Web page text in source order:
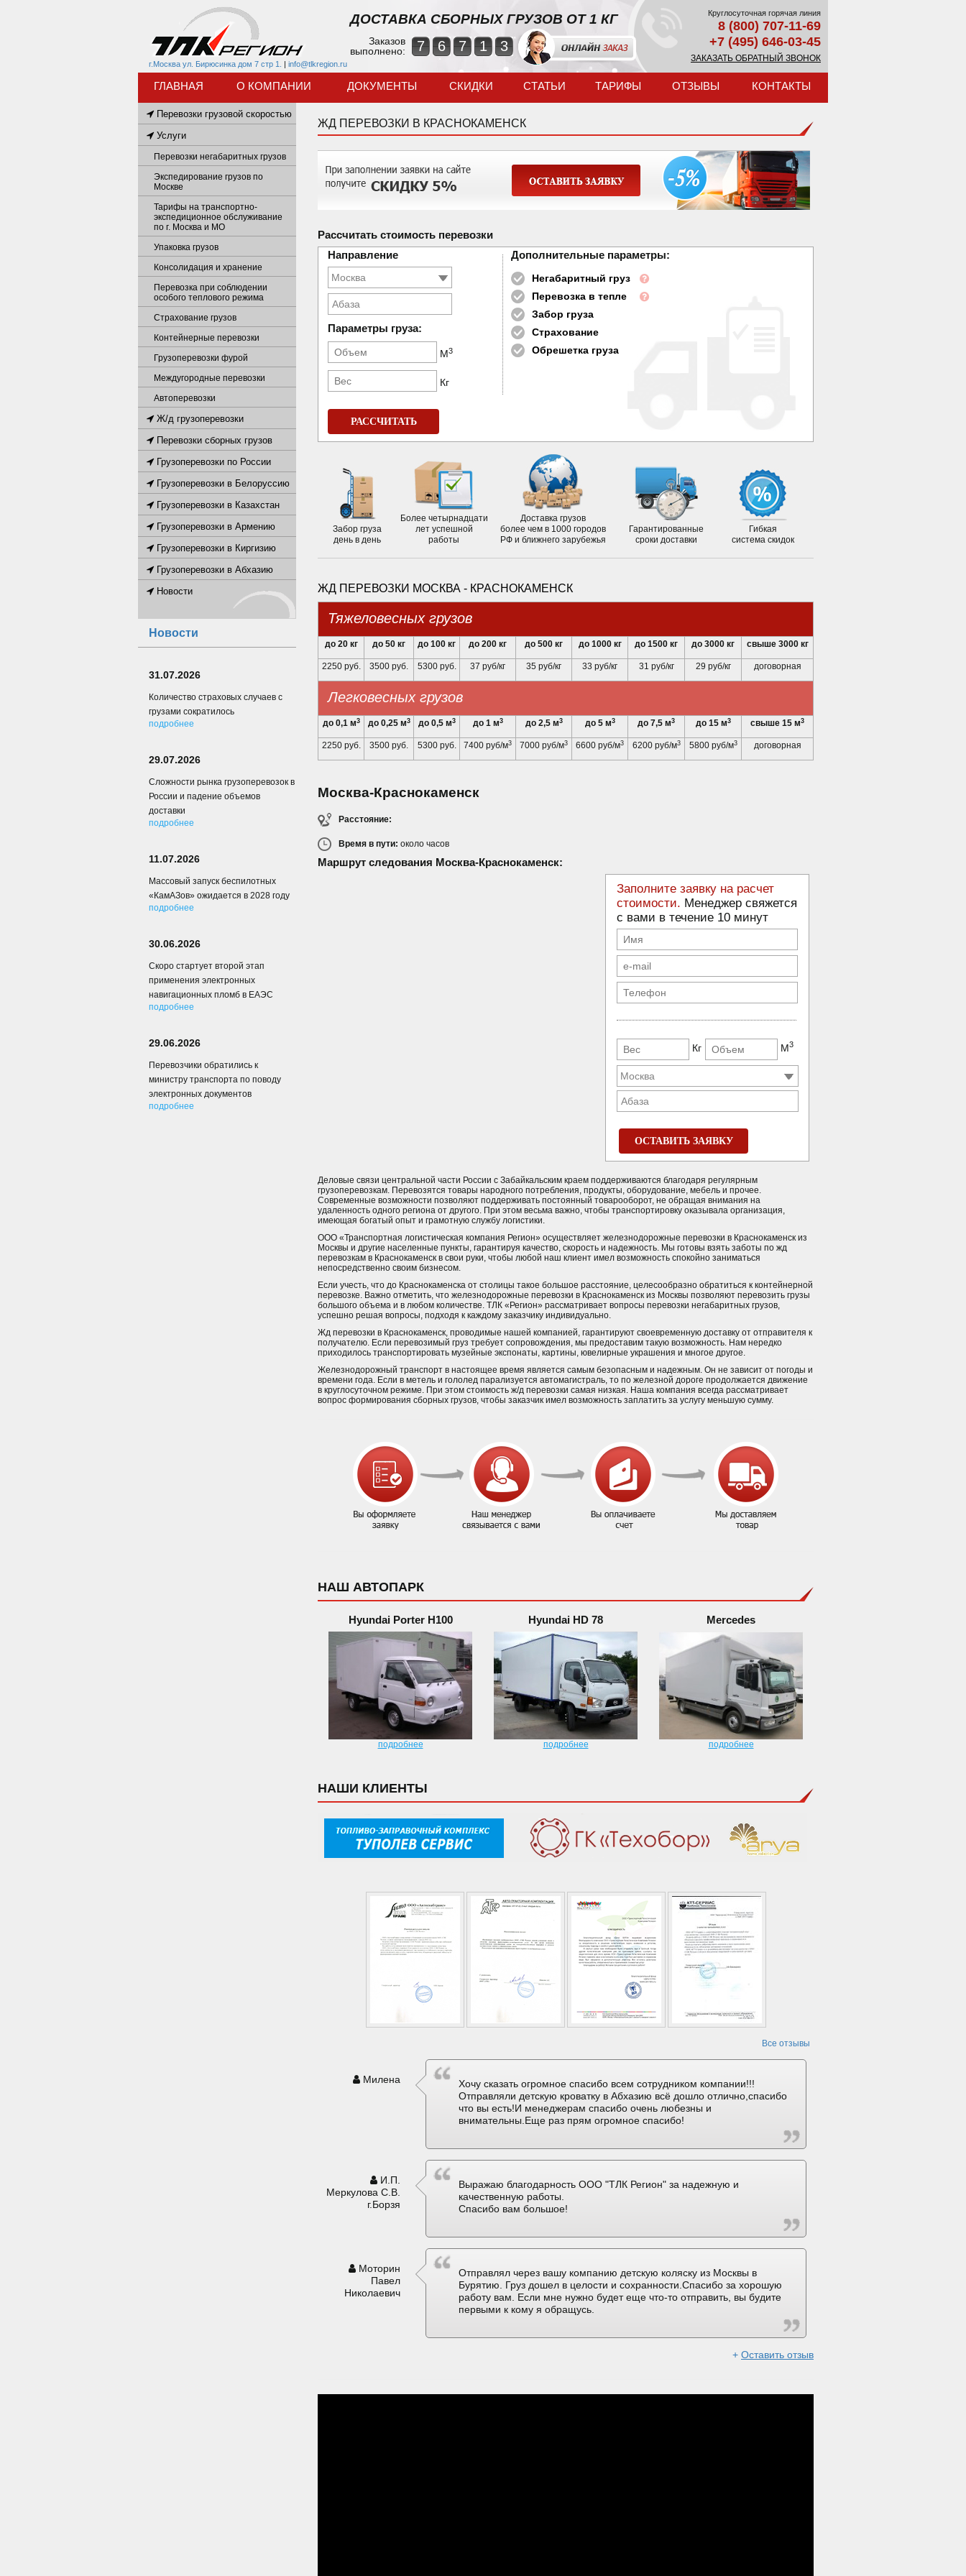
г.Москва ул. Бирюсинка дом 7 стр 1. | info@tlkregion.ru
ДОСТАВКА СБОРНЫХ ГРУЗОВ ОТ 1 КГ
Заказов
выполнено:
7 6 7 1 3
Круглосуточная горячая линия
8 (800) 707-11-69
+7 (495) 646-03-45
ЗАКАЗАТЬ ОБРАТНЫЙ ЗВОНОК
ГЛАВНАЯ О КОМПАНИИ ДОКУМЕНТЫ СКИДКИ СТАТЬИ ТАРИФЫ ОТЗЫВЫ КОНТАКТЫ
ЖД ПЕРЕВОЗКИ В КРАСНОКАМЕНСК
Рассчитать стоимость перевозки
Направление
Абаза
Параметры груза:
М3
Кг
Дополнительные параметры:
Негабаритный груз
Перевозка в тепле
Забор груза
Страхование
Обрешетка груза
РАССЧИТАТЬ
Забор груза
день в день
Более четырнадцати
лет успешной
работы
Доставка грузов
более чем в 1000 городов
РФ и ближнего зарубежья
Гарантированные
сроки доставки
Гибкая
система скидок
ЖД ПЕРЕВОЗКИ МОСКВА - КРАСНОКАМЕНСК
Тяжеловесных грузов
до 20 кг до 50 кг до 100 кг до 200 кг до 500 кг до 1000 кг до 1500 кг до 3000 кг свыше 3000 кг
2250 руб. 3500 руб. 5300 руб. 37 руб/кг 35 руб/кг 33 руб/кг 31 руб/кг 29 руб/кг договорная
Легковесных грузов
до 0,1 м3 до 0,25 м3 до 0,5 м3 до 1 м3 до 2,5 м3 до 5 м3 до 7,5 м3 до 15 м3 свыше 15 м3
2250 руб. 3500 руб. 5300 руб. 7400 руб/м3 7000 руб/м3 6600 руб/м3 6200 руб/м3 5800 руб/м3 договорная
Москва-Краснокаменск
Расстояние:
Время в пути: около часов
Маршрут следования Москва-Краснокаменск:
Заполните заявку на расчет
стоимости. Менеджер свяжется
с вами в течение 10 минут
Кг М3
Абаза
ОСТАВИТЬ ЗАЯВКУ
Деловые связи центральной части России с Забайкальским краем поддерживаются благодаря регулярным
грузоперевозкам. Перевозятся товары народного потребления, продукты, оборудование, мебель и прочее.
Современные возможности позволяют поддерживать постоянный товарооборот, не обращая внимания на
удаленность одного региона от другого. При этом весьма важно, чтобы транспортировку оказывала организация,
имеющая богатый опыт и грамотную службу логистики.
ООО «Транспортная логистическая компания Регион» осуществляет железнодорожные перевозки в Краснокаменск из
Москвы и другие населенные пункты, гарантируя качество, скорость и надежность. Мы готовы взять заботы по жд
перевозкам в Краснокаменск в свои руки, чтобы любой наш клиент имел возможность спокойно заниматься
непосредственно своим бизнесом.
Если учесть, что до Краснокаменска от столицы такое большое расстояние, целесообразно обратиться к контейнерной
перевозке. Важно отметить, что железнодорожные перевозки в Краснокаменск из Москвы позволяют перевозить грузы
большого объема и в любом количестве. ТЛК «Регион» рассматривает вопросы перевозки негабаритных грузов,
успешно решая вопросы, подходя к каждому заказчику индивидуально.
Жд перевозки в Краснокаменск, проводимые нашей компанией, гарантируют своевременную доставку от отправителя к
получателю. Если перевозимый груз требует сопровождения, мы предоставим такую возможность. Нам нередко
приходилось транспортировать музейные экспонаты, картины, ювелирные украшения и многое другое.
Железнодорожный транспорт в настоящее время является самым безопасным и надежным. Он не зависит от погоды и
времени года. Если в метель и гололед парализуется автомагистраль, то по железной дороге продолжается движение
в круглосуточном режиме. При этом стоимость ж/д перевозки самая низкая. Наша компания всегда рассматривает
вопрос формирования сборных грузов, чтобы заказчик имел возможность заплатить за услугу меньшую сумму.
НАШ АВТОПАРК
Hyundai Porter H100
подробнее
Hyundai HD 78
подробнее
Mercedes
подробнее
НАШИ КЛИЕНТЫ
Все отзывы
Милена
Хочу сказать огромное спасибо всем сотрудником компании!!!
Отправляли детскую кроватку в Абхазию всё дошло отлично,спасибо
что вы есть!И менеджерам спасибо очень любезны и
внимательны.Еще раз прям огромное спасибо!
И.П.
Меркулова С.В.
г.Борзя
Выражаю благодарность ООО "ТЛК Регион" за надежную и
качественную работы.
Спасибо вам большое!
Моторин
Павел
Николаевич
Отправлял через вашу компанию детскую коляску из Москвы в
Бурятию. Груз дошел в целости и сохранности.Спасибо за хорошую
работу вам. Если мне нужно будет еще что-то отправить, вы будите
первыми к кому я обращусь.
+ Оставить отзыв
Перевозки грузовой скоростью
Услуги
Перевозки негабаритных грузов
Экспедирование грузов по
Москве
Тарифы на транспортно-
экспедиционное обслуживание
по г. Москва и МО
Упаковка грузов
Консолидация и хранение
Перевозка при соблюдении
особого теплового режима
Страхование грузов
Контейнерные перевозки
Грузоперевозки фурой
Междугородные перевозки
Автоперевозки
Ж/д грузоперевозки
Перевозки сборных грузов
Грузоперевозки по России
Грузоперевозки в Белоруссию
Грузоперевозки в Казахстан
Грузоперевозки в Армению
Грузоперевозки в Киргизию
Грузоперевозки в Абхазию
Новости
Новости
31.07.2026
Количество страховых случаев с
грузами сократилось
подробнее
29.07.2026
Сложности рынка грузоперевозок в
России и падение объемов
доставки
подробнее
11.07.2026
Массовый запуск беспилотных
«КамАЗов» ожидается в 2028 году
подробнее
30.06.2026
Скоро стартует второй этап
применения электронных
навигационных пломб в ЕАЭС
подробнее
29.06.2026
Перевозчики обратились к
министру транспорта по поводу
электронных документов
подробнее